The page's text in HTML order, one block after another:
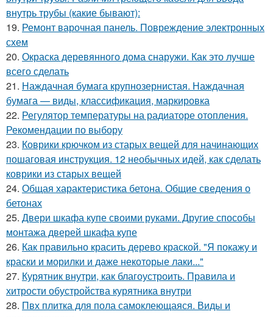
внутрь трубы (какие бывают):
19. Ремонт варочная панель. Повреждение электронных
схем
20. Окраска деревянного дома снаружи. Как это лучше
всего сделать
21. Наждачная бумага крупнозернистая. Наждачная
бумага — виды, классификация, маркировка
22. Регулятор температуры на радиаторе отопления.
Рекомендации по выбору
23. Коврики крючком из старых вещей для начинающих
пошаговая инструкция. 12 необычных идей, как сделать
коврики из старых вещей
24. Общая характеристика бетона. Общие сведения о
бетонах
25. Двери шкафа купе своими руками. Другие способы
монтажа дверей шкафа купе
26. Как правильно красить дерево краской. "Я покажу и
краски и морилки и даже некоторые лаки..."
27. Курятник внутри, как благоустроить. Правила и
хитрости обустройства курятника внутри
28. Пвх плитка для пола самоклеющаяся. Виды и